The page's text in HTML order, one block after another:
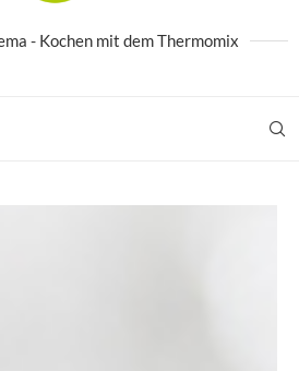
- Kochen mit dem Thermomix